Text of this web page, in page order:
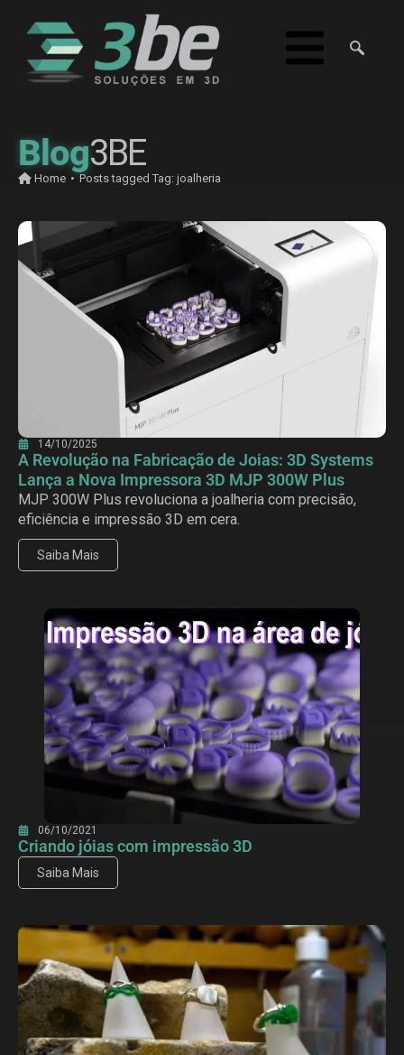
Blog3BE
Home • Posts tagged Tag: joalheria
14/10/2025
A Revolução na Fabricação de Joias: 3D Systems
Lança a Nova Impressora 3D MJP 300W Plus
MJP 300W Plus revoluciona a joalheria com precisão,
eficiência e impressão 3D em cera.
Saiba Mais
06/10/2021
Criando jóias com impressão 3D
Saiba Mais